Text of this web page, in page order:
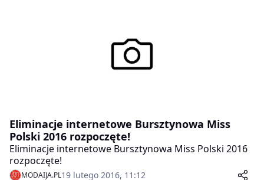
Eliminacje internetowe Bursztynowa Miss
Polski 2016 rozpoczęte!
Eliminacje internetowe Bursztynowa Miss Polski 2016
rozpoczęte!
MODAIJA.PL19 lutego 2016, 11:12